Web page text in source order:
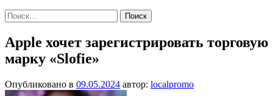
Найти:
Apple хочет зарегистрировать торговую
марку «Slofie»
Опубликовано в 09.05.2024 автор: localpromo